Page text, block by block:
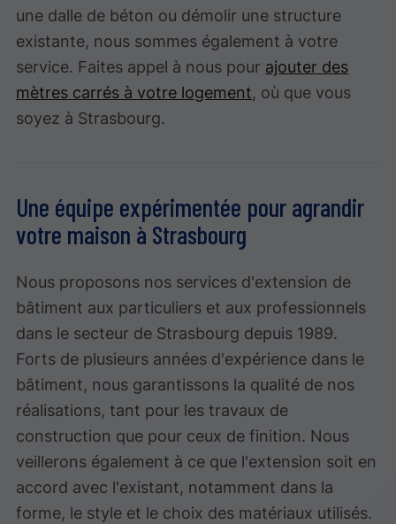
une dalle de béton ou démolir une structure
existante, nous sommes également à votre
service. Faites appel à nous pour ajouter des
mètres carrés à votre logement, où que vous
soyez à Strasbourg.
Une équipe expérimentée pour agrandir
votre maison à Strasbourg
Nous proposons nos services d'extension de
bâtiment aux particuliers et aux professionnels
dans le secteur de Strasbourg depuis 1989.
Forts de plusieurs années d'expérience dans le
bâtiment, nous garantissons la qualité de nos
réalisations, tant pour les travaux de
construction que pour ceux de finition. Nous
veillerons également à ce que l'extension soit en
accord avec l'existant, notamment dans la
forme, le style et le choix des matériaux utilisés.